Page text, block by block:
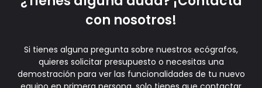
con nosotros!
Si tienes alguna pregunta sobre nuestros ecógrafos,
quieres solicitar presupuesto o necesitas una
demostración para ver las funcionalidades de tu nuevo